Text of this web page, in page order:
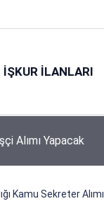
İŞKUR İLANLARI
Alımı Yapacak
Kamu Sekreter Alımı